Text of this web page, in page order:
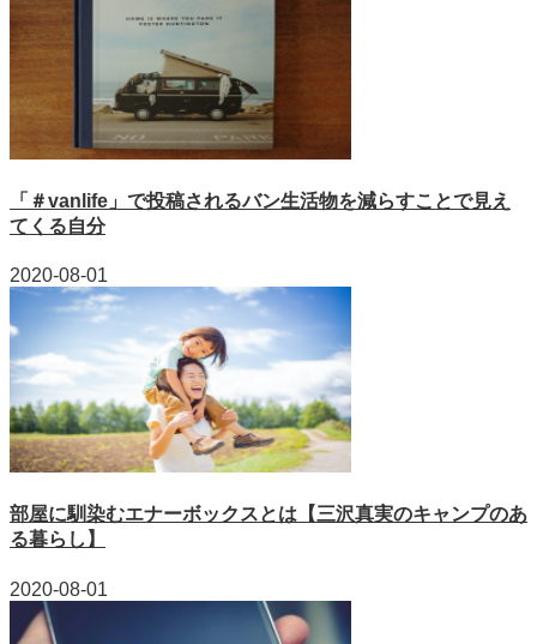
「＃vanlife」で投稿されるバン生活物を減らすことで見え
てくる自分
2020-08-01
部屋に馴染むエナーボックスとは【三沢真実のキャンプのあ
る暮らし】
2020-08-01